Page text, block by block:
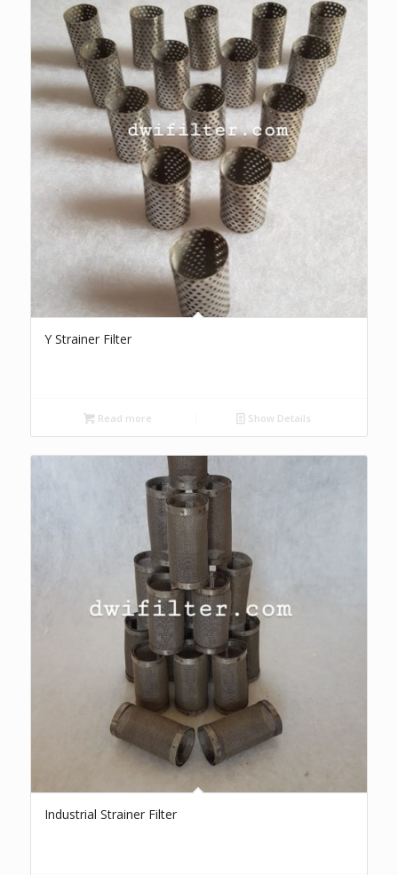
Y Strainer Filter
Read more Show Details
Industrial Strainer Filter